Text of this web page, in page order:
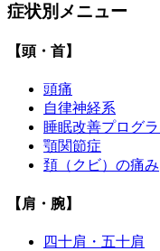
症状別メニュー
【頭・首】
頭痛
自律神経系
睡眠改善プログ
顎関節症
頚（クビ）の痛み
【肩・腕】
四十肩・五十肩